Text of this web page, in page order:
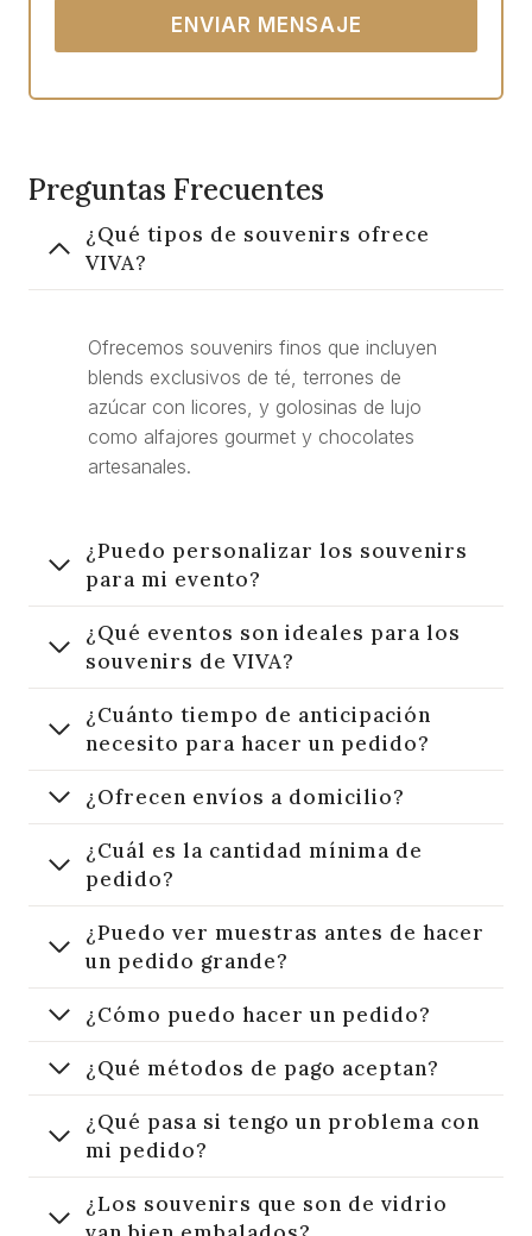
ENVIAR MENSAJE
Preguntas Frecuentes
¿Qué tipos de souvenirs ofrece
VIVA?
Ofrecemos souvenirs finos que incluyen
blends exclusivos de té, terrones de
azúcar con licores, y golosinas de lujo
como alfajores gourmet y chocolates
artesanales.
¿Puedo personalizar los souvenirs
para mi evento?
¿Qué eventos son ideales para los
souvenirs de VIVA?
¿Cuánto tiempo de anticipación
necesito para hacer un pedido?
¿Ofrecen envíos a domicilio?
¿Cuál es la cantidad mínima de
pedido?
¿Puedo ver muestras antes de hacer
un pedido grande?
¿Cómo puedo hacer un pedido?
¿Qué métodos de pago aceptan?
¿Qué pasa si tengo un problema con
mi pedido?
¿Los souvenirs que son de vidrio